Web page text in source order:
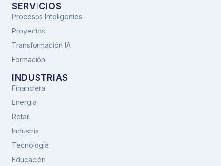
SERVICIOS
Procesos Inteligentes
Proyectos
Transformación IA
Formación
INDUSTRIAS
Financiera
Energía
Retail
Industria
Tecnología
Educación